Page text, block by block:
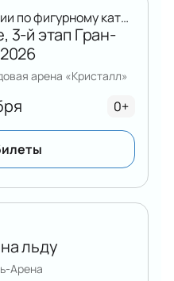
Гран-при России по фигурному катанию
3-й этап Гран-
арена «Кристалл»
0+
льду
Арена